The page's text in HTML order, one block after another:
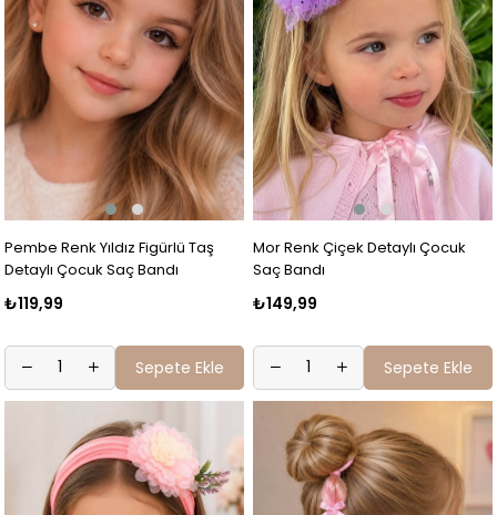
Pembe Renk Yıldız Figürlü Taş
Detaylı Çocuk Saç Bandı
₺119,99
Sepete Ekle
Mor Renk Çiçek Detaylı Çocuk
Saç Bandı
₺149,99
Sepete Ekle